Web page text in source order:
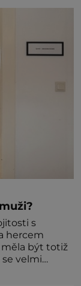
by pokoj
s
hercem
měla být totiž
velmi